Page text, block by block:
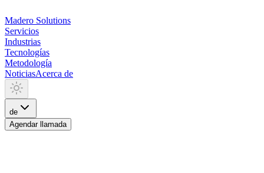
Madero Solutions
Servicios
Industrias
Tecnologías
Metodología
NoticiasAcerca de
de
Agendar llamada